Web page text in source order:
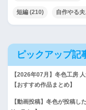
短編 (210) 自作やる夫
ピックアップ記
【2026年07月】冬色工房
【おすすめ作品まとめ】
【動画投稿】冬色が投稿し